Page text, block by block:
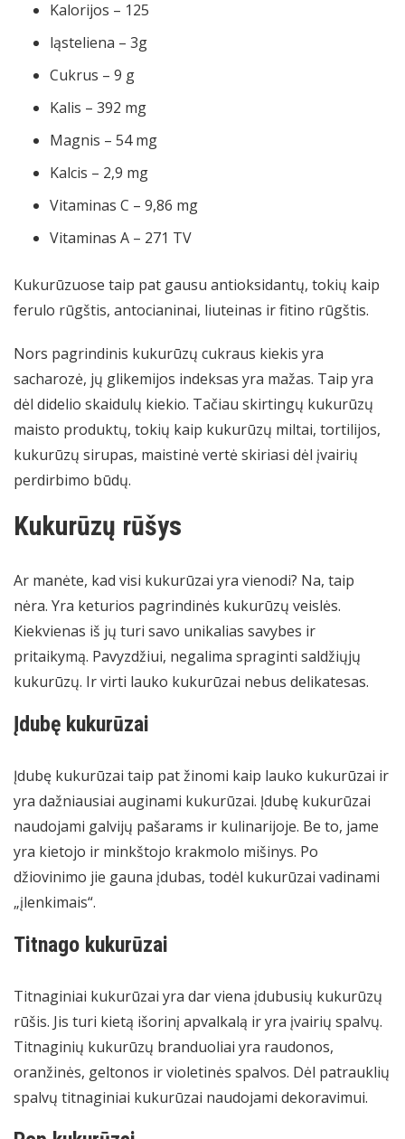
Kalorijos – 125
ląsteliena – 3g
Cukrus – 9 g
Kalis – 392 mg
Magnis – 54 mg
Kalcis – 2,9 mg
Vitaminas C – 9,86 mg
Vitaminas A – 271 TV
Kukurūzuose taip pat gausu antioksidantų, tokių kaip
ferulo rūgštis, antocianinai, liuteinas ir fitino rūgštis.
Nors pagrindinis kukurūzų cukraus kiekis yra
sacharozė, jų glikemijos indeksas yra mažas. Taip yra
dėl didelio skaidulų kiekio. Tačiau skirtingų kukurūzų
maisto produktų, tokių kaip kukurūzų miltai, tortilijos,
kukurūzų sirupas, maistinė vertė skiriasi dėl įvairių
perdirbimo būdų.
Kukurūzų rūšys
Ar manėte, kad visi kukurūzai yra vienodi? Na, taip
nėra. Yra keturios pagrindinės kukurūzų veislės.
Kiekvienas iš jų turi savo unikalias savybes ir
pritaikymą. Pavyzdžiui, negalima spraginti saldžiųjų
kukurūzų. Ir virti lauko kukurūzai nebus delikatesas.
Įdubę kukurūzai
Įdubę kukurūzai taip pat žinomi kaip lauko kukurūzai ir
yra dažniausiai auginami kukurūzai. Įdubę kukurūzai
naudojami galvijų pašarams ir kulinarijoje. Be to, jame
yra kietojo ir minkštojo krakmolo mišinys. Po
džiovinimo jie gauna įdubas, todėl kukurūzai vadinami
„įlenkimais“.
Titnago kukurūzai
Titnaginiai kukurūzai yra dar viena įdubusių kukurūzų
rūšis. Jis turi kietą išorinį apvalkalą ir yra įvairių spalvų.
Titnaginių kukurūzų branduoliai yra raudonos,
oranžinės, geltonos ir violetinės spalvos. Dėl patrauklių
spalvų titnaginiai kukurūzai naudojami dekoravimui.